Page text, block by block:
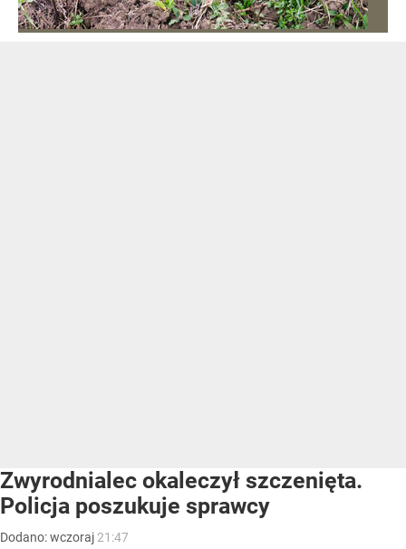
Zwyrodnialec okaleczył szczenięta.
Policja poszukuje sprawcy
Dodano:wczoraj 21:47